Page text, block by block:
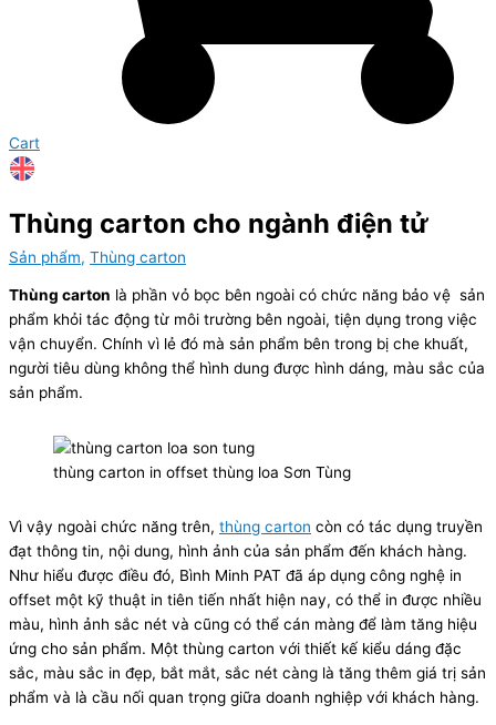
Cart
Thùng carton cho ngành điện tử
Sản phẩm, Thùng carton
Thùng carton là phần vỏ bọc bên ngoài có chức năng bảo vệ sản
phẩm khỏi tác động từ môi trường bên ngoài, tiện dụng trong việc
vận chuyển. Chính vì lẻ đó mà sản phẩm bên trong bị che khuất,
người tiêu dùng không thể hình dung được hình dáng, màu sắc của
sản phẩm.
thùng carton in offset thùng loa Sơn Tùng
Vì vậy ngoài chức năng trên, thùng carton còn có tác dụng truyền
đạt thông tin, nội dung, hình ảnh của sản phẩm đến khách hàng.
Như hiểu được điều đó, Bình Minh PAT đã áp dụng công nghệ in
offset một kỹ thuật in tiên tiến nhất hiện nay, có thể in được nhiều
màu, hình ảnh sắc nét và cũng có thể cán màng để làm tăng hiệu
ứng cho sản phẩm. Một thùng carton với thiết kế kiểu dáng đặc
sắc, màu sắc in đẹp, bắt mắt, sắc nét càng là tăng thêm giá trị sản
phẩm và là cầu nối quan trọng giữa doanh nghiệp với khách hàng.